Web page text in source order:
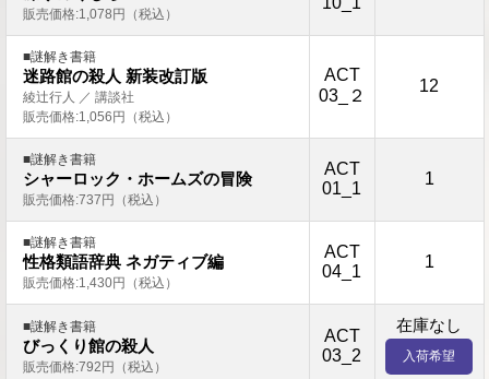
販売価格:1,078円（税込）
■謎解き書籍
迷路館の殺人 新装改訂版
綾辻行人 ／ 講談社
販売価格:1,056円（税込）
ACT
03_２
12
■謎解き書籍
シャーロック・ホームズの冒険
販売価格:737円（税込）
ACT
01_1
1
■謎解き書籍
性格類語辞典 ネガティブ編
販売価格:1,430円（税込）
ACT
04_1
1
■謎解き書籍
びっくり館の殺人
販売価格:792円（税込）
ACT
03_2
在庫なし
入荷希望